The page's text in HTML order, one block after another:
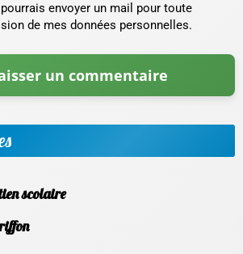
pourrais envoyer un mail pour toute
de mes données personnelles.
scolaire